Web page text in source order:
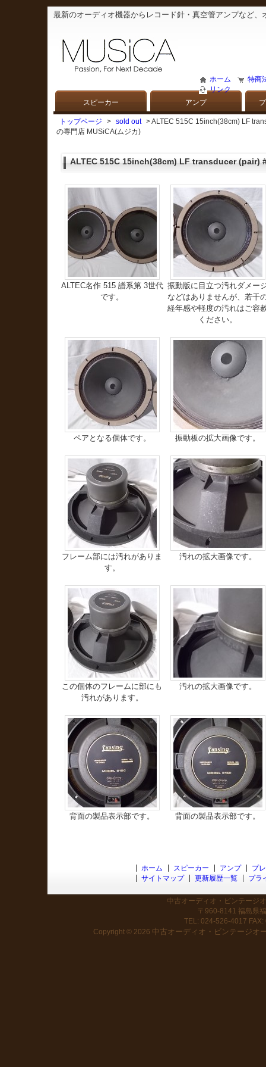
最新のオーディオ機器からレコード針・真空管アンプなど
ホーム
特商
リンク
スピーカー アンプ
トップページ > sold out
> ALTEC 515C 15inch(38cm) LF
の専門店 MUSiCA(ムジカ)
ALTEC 515C 15inch(38cm) LF transducer (pair)
ALTEC名作 515 譜系第 3世代
です。
振動版に目立つ汚れダメー
などはありませんが、若干
経年感や軽度の汚れはご容
ください。
ペアとなる個体です。 振動板の拡大画像です。
フレーム部には汚れがありま
す。
汚れの拡大画像です。
この個体のフレームに部にも
汚れがあります。
汚れの拡大画像です。
背面の製品表示部です。 背面の製品表示部です。
ホーム スピーカー アンプ
プ
サイトマップ
更新履歴一覧 プラ
中古オーディオ・ビンテージ
〒960-8141 福島県
TEL: 024-526-4017
Copyright © 2026 中古オーディオ・ビンテージオ